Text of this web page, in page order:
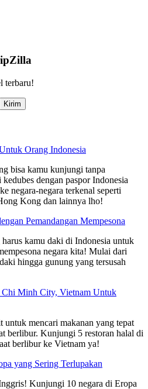
terbaru!
Kirim
Orang Indonesia
bisa kamu kunjungi tanpa
dengan paspor Indonesia
negara-negara terkenal seperti
Kong dan lainnya lho!
Pemandangan Mempesona
kamu daki di Indonesia untuk
negara kita! Mulai dari
hingga gunung yang tersusah
Chi Minh City, Vietnam Untuk
untuk mencari makanan yang tepat
berlibur. Kunjungi 5 restoran halal di
berlibur ke Vietnam ya!
yang Sering Terlupakan
Kunjungi 10 negara di Eropa